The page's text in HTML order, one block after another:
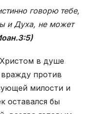
говорю тебе,
и Духа, не может
в душе
против
милости и
оставался бы